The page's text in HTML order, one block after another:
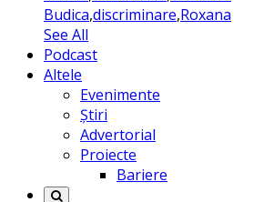
Budica,discriminare,Roxana
See All
Podcast
Altele
Evenimente
Știri
Advertorial
Proiecte
Bariere